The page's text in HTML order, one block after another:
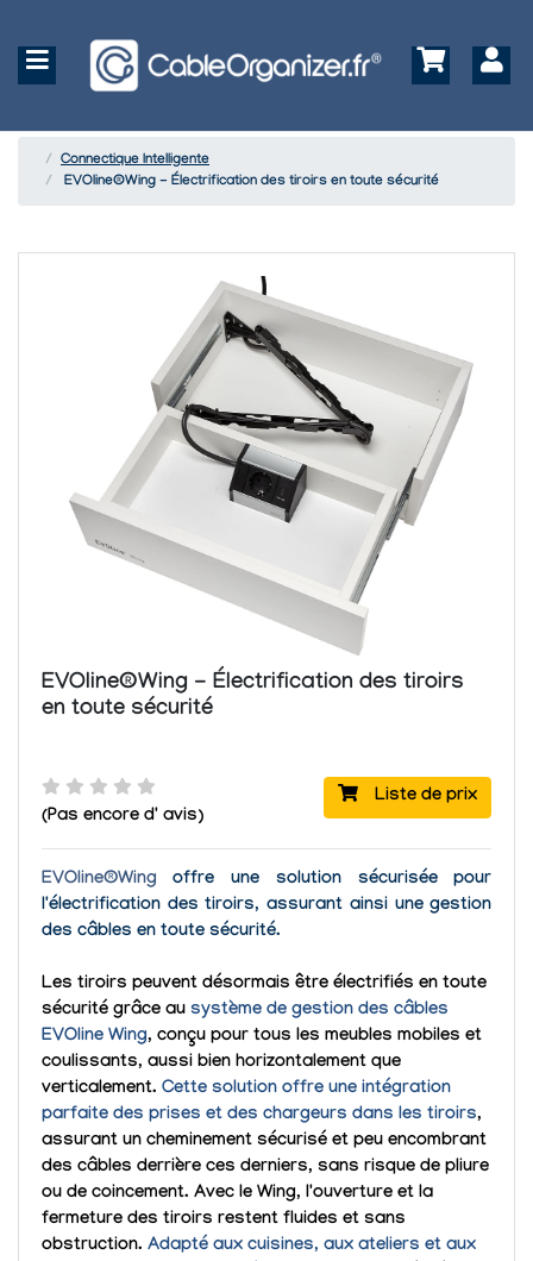
Connectique Intelligente
EVOline®Wing - Électrification des tiroirs en toute sécurité
EVOline®Wing - Électrification des tiroirs
en toute sécurité
Liste de prix
(Pas encore d' avis)
EVOline®Wing offre une solution sécurisée pour
l'électrification des tiroirs, assurant ainsi une gestion
des câbles en toute sécurité.
Les tiroirs peuvent désormais être électrifiés en toute
sécurité grâce au système de gestion des câbles
EVOline Wing, conçu pour tous les meubles mobiles et
coulissants, aussi bien horizontalement que
verticalement. Cette solution offre une intégration
parfaite des prises et des chargeurs dans les tiroirs,
assurant un cheminement sécurisé et peu encombrant
des câbles derrière ces derniers, sans risque de pliure
ou de coincement. Avec le Wing, l'ouverture et la
fermeture des tiroirs restent fluides et sans
obstruction. Adapté aux cuisines, aux ateliers et aux